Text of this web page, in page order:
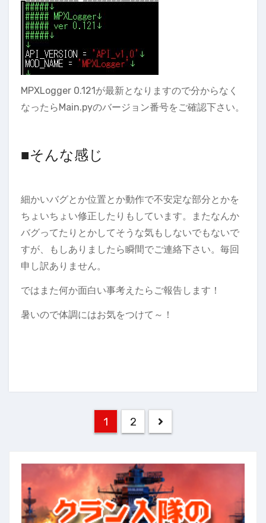
MPXLogger 0.121が最新となりますので分からなく
なったらMain.pyのバージョン番号をご確認下さい。
■そんな感じ
細かいバグとか位置とか動作で不安定な部分とかを
ちょいちょい修正したりもしています。またなんか
バグってたりとかしてそうな気もしないでもないで
すが、もしありましたら瞬間でご連絡下さい。毎回
申し訳ありません。
ではまた何か面白い事考えたらご報告します！
暑いので体調にはお気をつけて～！
投
稿
の
ペ
ー
1 2